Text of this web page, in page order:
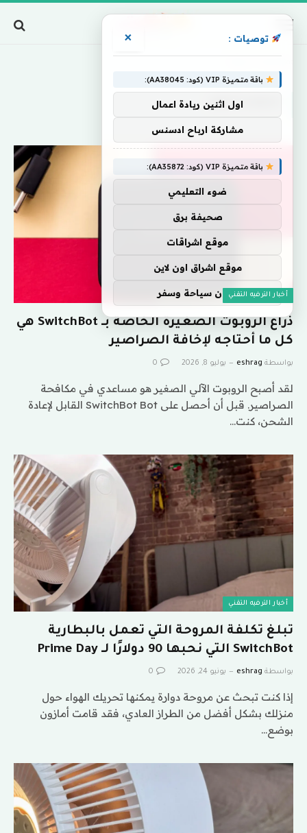
SWITCHBOT
أخبار الترفيه التقني
ذراع الروبوت الصغيرة الخاصة بـ SwitchBot هي
كل ما أحتاجه لإخافة الصراصير
بواسطة eshrag يوليو 8, 2026 0
لقد أصبح الروبوت الآلي الصغير هو مساعدي في مكافحة
الصراصير. قبل أن أحصل على SwitchBot Bot القابل لإعادة
الشحن، كنت…
أخبار الترفيه التقني
تبلغ تكلفة المروحة التي تعمل بالبطارية
SwitchBot التي نحبها 90 دولارًا لـ Prime Day
بواسطة eshrag يونيو 24, 2026 0
إذا كنت تبحث عن مروحة دوارة يمكنها تحريك الهواء حول
منزلك بشكل أفضل من الطراز العادي، فقد قامت أمازون
بوضع…
توصيات : ×
باقة متميزة VIP (كود: AA38045):
اول اثنين ريادة اعمال
مشاركة ارباح ادسنس
باقة متميزة VIP (كود: AA35872):
ضوء التعليمي
صحيفة برق
موقع اشراقات
موقع اشراق اون لاين
اركان سياحة وسفر